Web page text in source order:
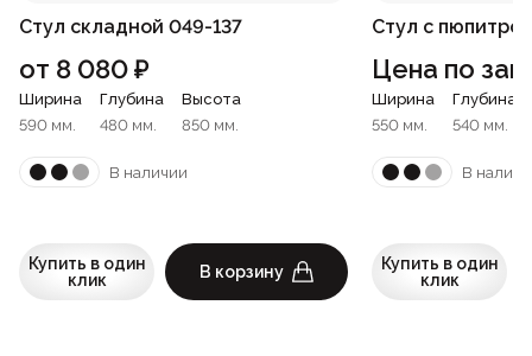
Стул складной 049-137
от 8 080₽
Ширина
590 мм.
Глубина
480 мм.
Высота
850 мм.
В наличии
Купить в один
клик
В корзину
Стул с
Цена по
Ширина
550 мм.
Глубина
540 мм.
В
Купить в один
клик